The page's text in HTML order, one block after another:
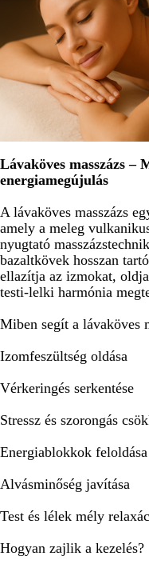
Lávaköves masszázs –
energiamegújulás
A lávaköves masszázs
amely a meleg
nyugtató
bazaltkövek hosszan
ellazítja az izmokat,
testi-lelki harmónia
Miben segít a lávaköves
Izomfeszültség oldása
Vérkeringés serkentése
Stressz és szorongás
Energiablokkok feloldása
Alvásminőség javítása
Test és lélek mély
Hogyan zajlik a kezelés?